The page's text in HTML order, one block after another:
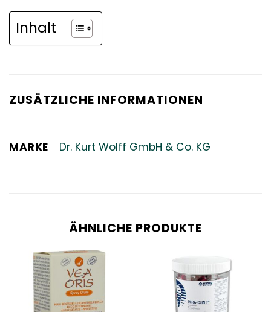
Inhalt
ZUSÄTZLICHE INFORMATIONEN
MARKE Dr. Kurt Wolff GmbH & Co. KG
ÄHNLICHE PRODUKTE